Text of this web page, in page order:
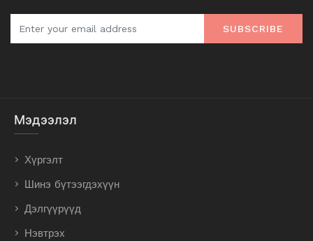
SUBSCRIBE
Мэдээлэл
Хүргэлт
Шинэ бүтээгдэхүүн
Дэлгүүрүүд
Нэвтрэх